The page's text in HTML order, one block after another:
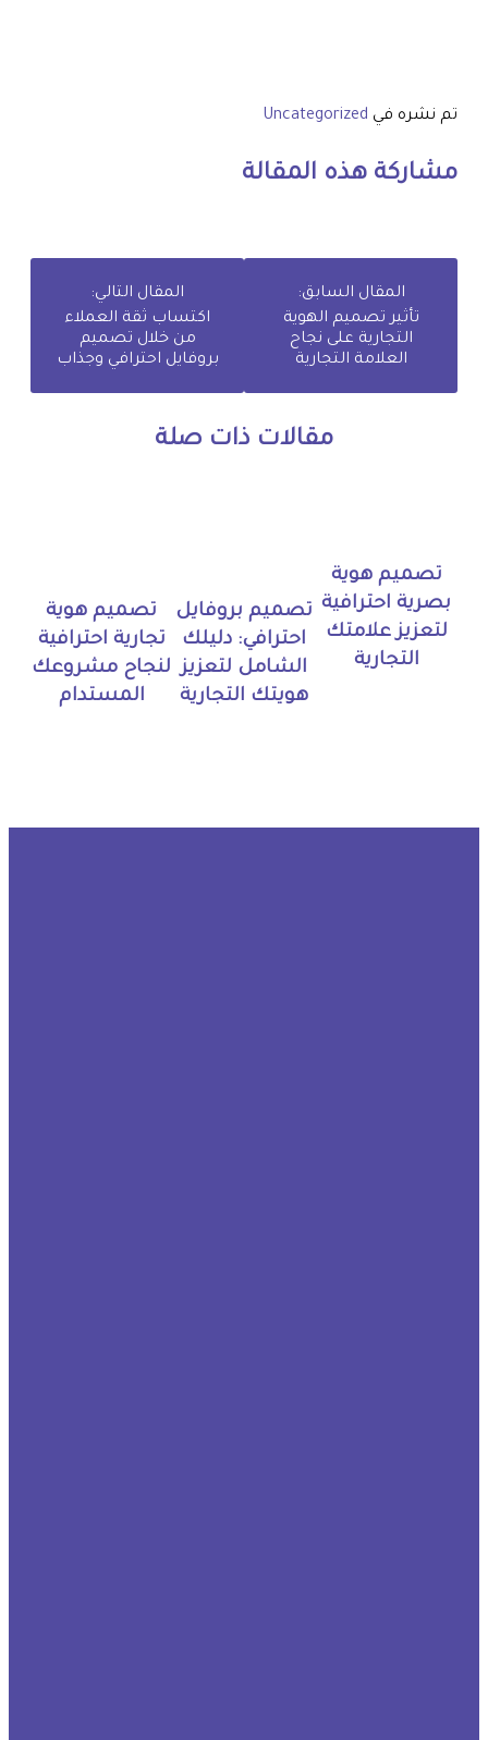
تم نشره في Uncategorized
مشاركة هذه المقالة
المقال السابق:
تأثير تصميم الهوية
التجارية على نجاح
العلامة التجارية
المقال التالي:
اكتساب ثقة العملاء
من خلال تصميم
بروفايل احترافي وجذاب
مقالات ذات صلة
تصميم هوية
بصرية احترافية
لتعزيز علامتك
التجارية
تصميم بروفايل
احترافي: دليلك
الشامل لتعزيز
هويتك التجارية
تصميم هوية
تجارية احترافية
لنجاح مشروعك
المستدام